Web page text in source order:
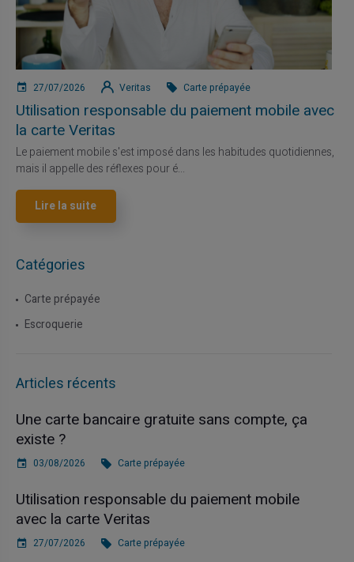
27/07/2026 Veritas Carte prépayée
Utilisation responsable du paiement mobile avec
la carte Veritas
Le paiement mobile s'est imposé dans les habitudes quotidiennes,
mais il appelle des réflexes pour é...
Lire la suite
Catégories
Carte prépayée
Escroquerie
Articles récents
Une carte bancaire gratuite sans compte, ça
existe ?
03/08/2026 Carte prépayée
Utilisation responsable du paiement mobile
avec la carte Veritas
27/07/2026 Carte prépayée